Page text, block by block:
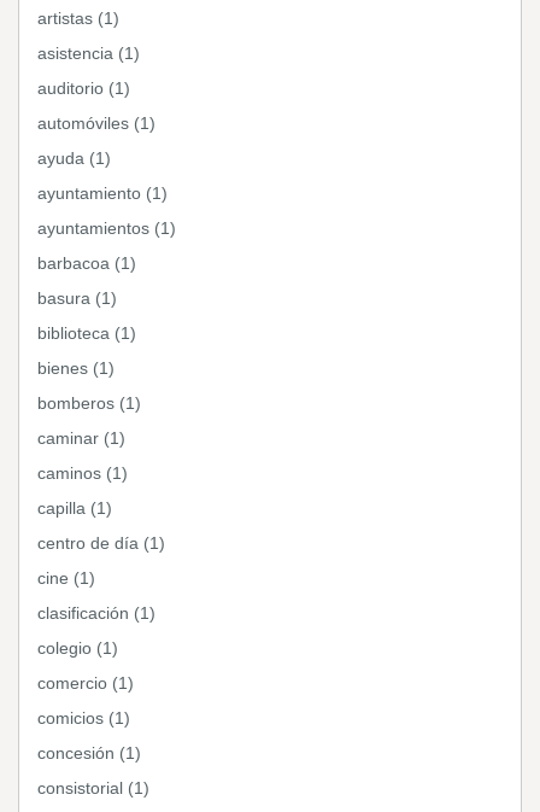
artistas (1)
asistencia (1)
auditorio (1)
automóviles (1)
ayuda (1)
ayuntamiento (1)
ayuntamientos (1)
barbacoa (1)
basura (1)
biblioteca (1)
bienes (1)
bomberos (1)
caminar (1)
caminos (1)
capilla (1)
centro de día (1)
cine (1)
clasificación (1)
colegio (1)
comercio (1)
comicios (1)
concesión (1)
consistorial (1)